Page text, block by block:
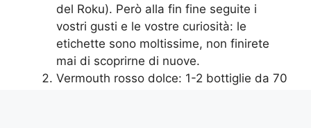
del Roku). Però alla fin fine seguite i
vostri gusti e le vostre curiosità: le
etichette sono moltissime, non finirete
mai di scoprirne di nuove.
Vermouth rosso dolce: 1-2 bottiglie da 70